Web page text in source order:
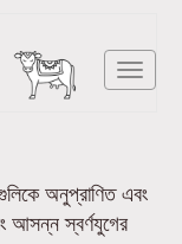
অনুপ্রাণিত এবং
আসন্ন স্বর্ণযুগের